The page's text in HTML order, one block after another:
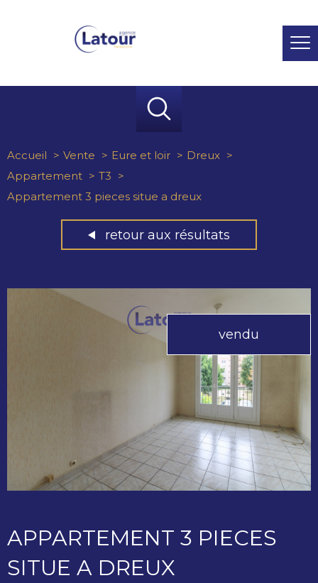
Accueil Vente Eure et loir
Dreux
Appartement
T3
Appartement 3 pieces situe a dreux
retour aux résultats
vendu
APPARTEMENT 3 PIECES
SITUE A DREUX